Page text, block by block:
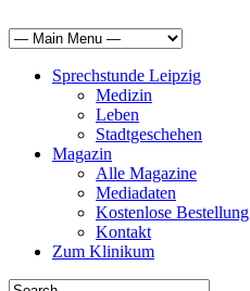
Sprechstunde Leipzig
Medizin
Leben
Stadtgeschehen
Magazin
Alle Magazine
Mediadaten
Kostenlose Bestellung
Kontakt
Zum Klinikum